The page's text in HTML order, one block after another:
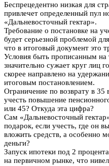
Беспрецедентно низкая для
привлечет определенный пул
«Дальневосточный гектар».
Требование о постановке на
будет серьезной проблемой
что в итоговый документ это
Условия быть прописанным на
значительно сужает круг лиц
скорее направлено на
итоговым постановлением.
Ограничение по возврату в 35
учесть повышение
или 45? Откуда эта цифра?
Сам «Дальневосточный
подарок, если учесть, где он
вложить средств, а особенно
деньги?
Запуск ипотеки под 2
на первичном рынке, что